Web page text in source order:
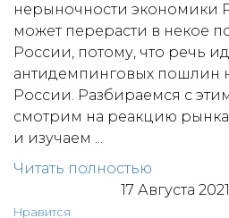
нерыночности экономики
может перерасти в некое
России, потому, что речь
антидемпинговых пошлин
России. Разбираемся с
смотрим на реакцию рынка
и изучаем ...
Читать полностью
17 Августа 2021
Нравится